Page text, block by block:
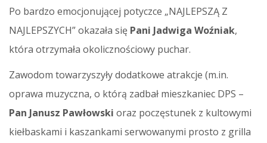
Po bardzo emocjonującej potyczce „NAJLEPSZĄ Z
NAJLEPSZYCH” okazała się Pani Jadwiga Woźniak,
która otrzymała okolicznościowy puchar.
Zawodom towarzyszyły dodatkowe atrakcje (m.in.
oprawa muzyczna, o którą zadbał mieszkaniec DPS –
Pan Janusz Pawłowski oraz poczęstunek z kultowymi
kiełbaskami i kaszankami serwowanymi prosto z grilla